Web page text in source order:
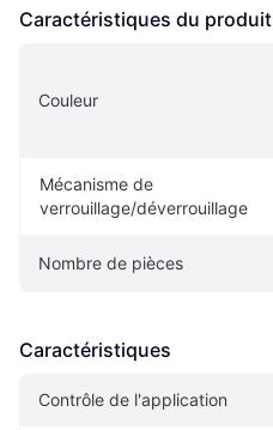
Caractéristiques du produit
Couleur
Mécanisme de
verrouillage/déverrouillage
Nombre de pièces
Caractéristiques
Contrôle de l'application